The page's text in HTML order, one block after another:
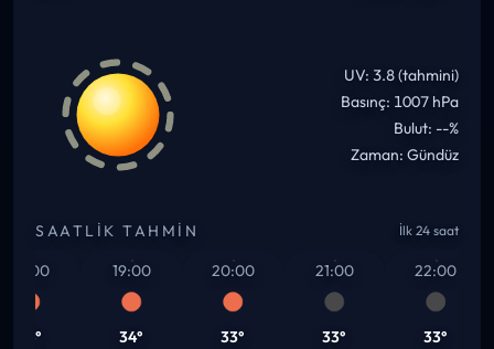
UV: 3.8 (tahmini)
Basınç: 1007 hPa
Bulut: --%
Zaman: Gündüz
SAATLIK TAHMIN İlk 24 saat
19:00
34°
20:00
33°
21:00
33°
22:00
33°